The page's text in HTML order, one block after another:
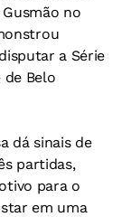
no
a Série
de Belo
dá sinais de
partidas,
para o
em uma